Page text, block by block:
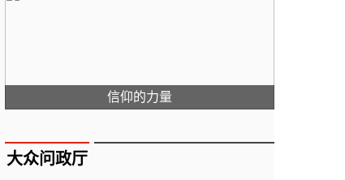
信仰的力量
大众问政厅